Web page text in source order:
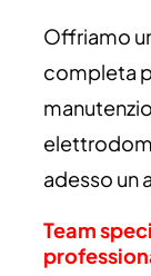
Offriamo
completa
adesso un
Team